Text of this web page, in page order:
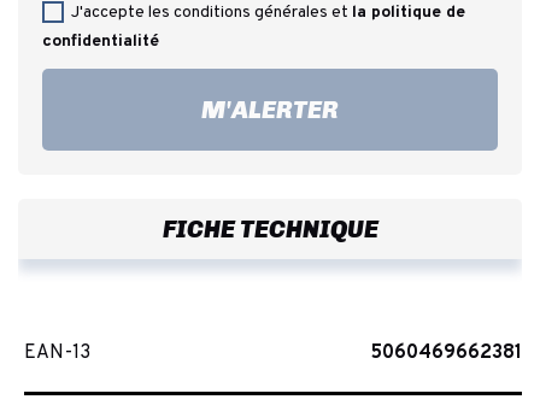
J'accepte les conditions générales et la politique de
confidentialité
M'ALERTER
FICHE TECHNIQUE
EAN-13 5060469662381